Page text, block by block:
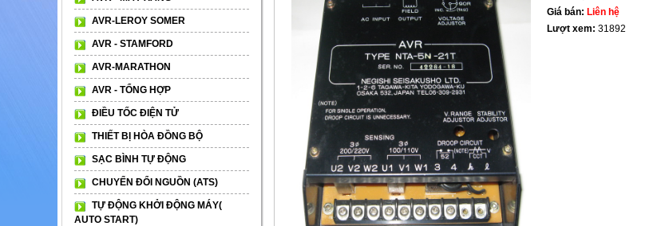
AVR-LEROY SOMER
AVR - STAMFORD
AVR-MARATHON
AVR - TỔNG HỢP
ĐIỀU TỐC ĐIỆN TỬ
THIẾT BỊ HÒA ĐỒNG BỘ
SẠC BÌNH TỰ ĐỘNG
CHUYỂN ĐỔI NGUỒN (ATS)
TỰ ĐỘNG KHỞI ĐỘNG MÁY(
AUTO START)
Giá bán: Liên hệ
Lượt xem: 31892